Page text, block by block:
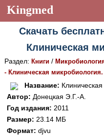
Kingmed
Учебный материал
Видеогалерея 899
Фотогалерея (1906)
Истории болезней
Лекции и презентации
Аккредитационные тесты
Пароль
Восстановить пароль
Регистрация
Скачать
Клиническая
Раздел: Книги/
- Клиническая микробиология.
Название:
Автор: Донецкая Э.Г.-А.
Год издания: 2011
Размер: 23.14 МБ
Формат: djvu